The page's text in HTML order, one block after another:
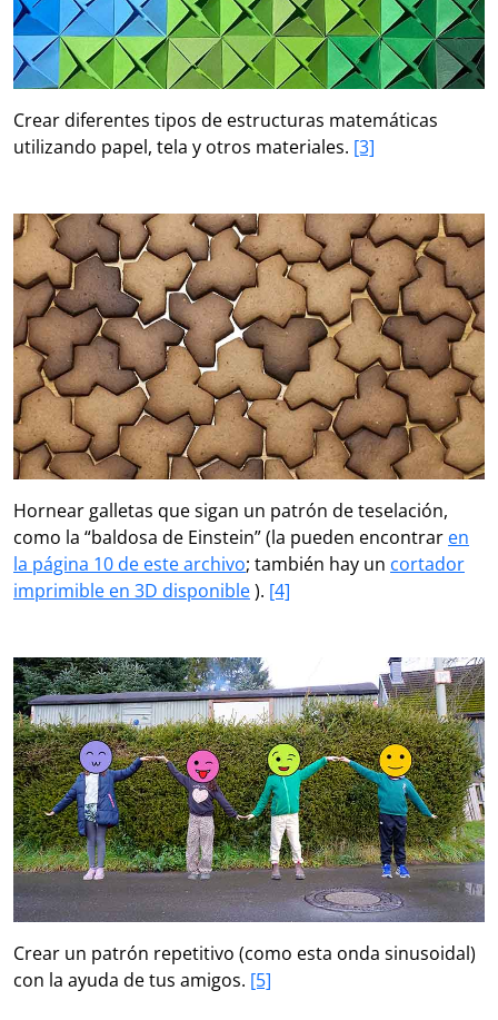
Crear diferentes tipos de estructuras matemáticas
utilizando papel, tela y otros materiales. [3]
Hornear galletas que sigan un patrón de teselación,
como la “baldosa de Einstein” (la pueden encontrar en
la página 10 de este archivo; también hay un cortador
imprimible en 3D disponible). [4]
Crear un patrón repetitivo (como esta onda sinusoidal)
con la ayuda de tus amigos. [5]